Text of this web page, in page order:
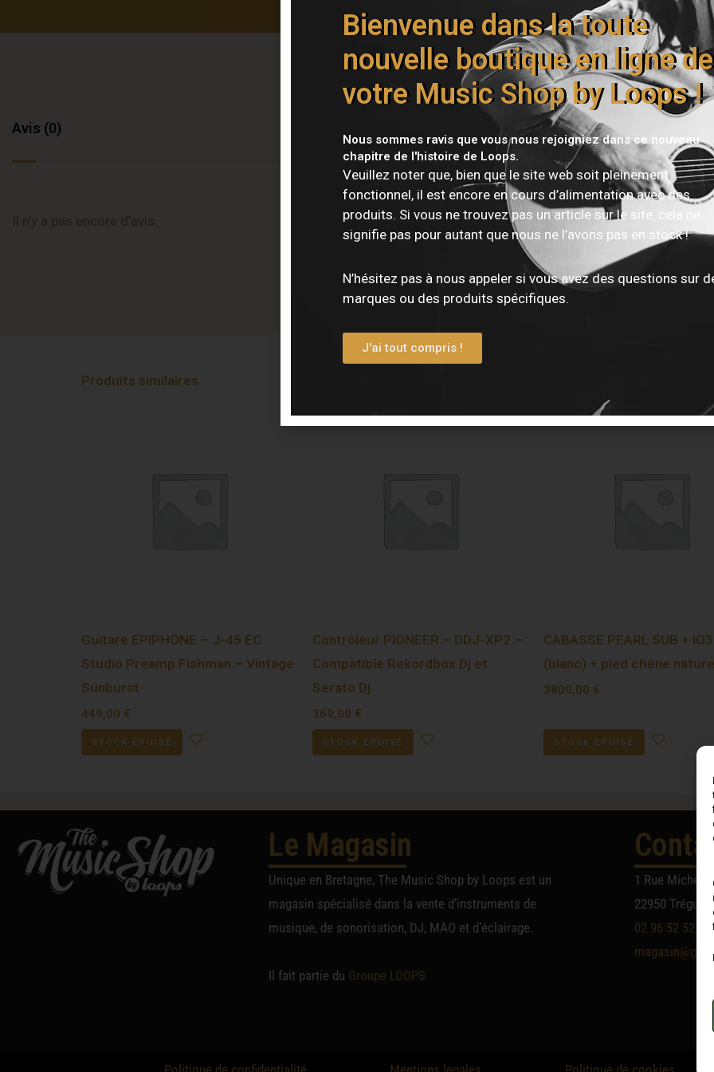
Livraison offerte dès 150€
Avis (0)
Vous devez êtreconnectépour publier un avis.
Produits similaires
Guitare EPIPHONE – J-45 EC
Studio Preamp Fishman – Vintage
Sunburst
449,00 €
STOCK ÉPUISÉ
Contrôleur PIONEER – DDJ-XP2 –
Compatible Rekordbox Dj et
Serato Dj
369,00 €
STOCK ÉPUISÉ
CABASSE PEARL SUB + IO3
(blanc) + pied chêne
3800,00 €
STOCK ÉPUISÉ
Le Magasin
Unique en Bretagne, The Music Shop by Loops est un
magasin spécialisé dans la vente d’instruments de
musique, de sonorisation, DJ, MAO et d’éclairage.
Il fait partie du Groupe LOOPS
1 Rue Michel
22950
02 96 52 52 52
Bienvenue dans la toute
nouvelle boutique en ligne de
votre Music Shop by Loops !
Nous sommes ravis que vous nous rejoigniez dans ce nouveau
chapitre de l'histoire de Loops.
Veuillez noter que, bien que le site web soit pleinement
fonctionnel, il est encore en cours d’alimentation avec des
produits. Si vous ne trouvez pas un article sur le site, cela ne
signifie pas pour autant que nous ne l’avons pas en stock !
N’hésitez pas à nous appeler si vous avez des questions sur
marques ou des produits spécifiques.
J'ai tout compris !